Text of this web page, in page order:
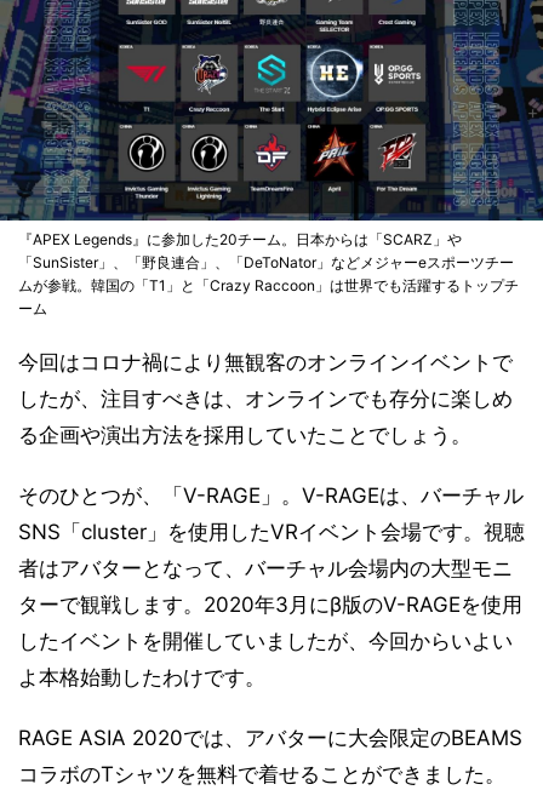
『APEX Legends』に参加した20チーム。日本からは「SCARZ」や
「SunSister」、「野良連合」、「DeToNator」などメジャーeスポーツチー
ムが参戦。韓国の「T1」と「Crazy Raccoon」は世界でも活躍するトップチ
ーム
今回はコロナ禍により無観客のオンラインイベントで
したが、注目すべきは、オンラインでも存分に楽しめ
る企画や演出方法を採用していたことでしょう。
そのひとつが、「V-RAGE」。V-RAGEは、バーチャル
SNS「cluster」を使用したVRイベント会場です。視聴
者はアバターとなって、バーチャル会場内の大型モニ
ターで観戦します。2020年3月にβ版のV-RAGEを使用
したイベントを開催していましたが、今回からいよい
よ本格始動したわけです。
RAGE ASIA 2020では、アバターに大会限定のBEAMS
コラボのTシャツを無料で着せることができました。